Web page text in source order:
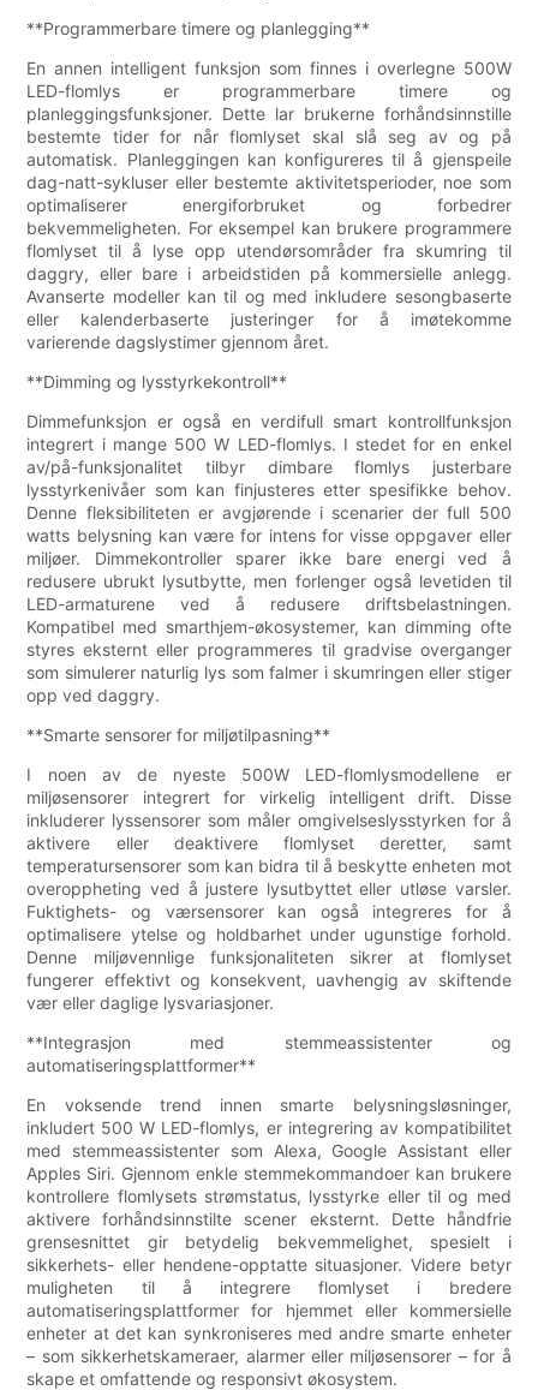
**Programmerbare timere og planlegging**
En annen intelligent funksjon som finnes i overlegne 500W
LED-flomlys er programmerbare timere og
planleggingsfunksjoner. Dette lar brukerne forhåndsinnstille
bestemte tider for når flomlyset skal slå seg av og på
automatisk. Planleggingen kan konfigureres til å gjenspeile
dag-natt-sykluser eller bestemte aktivitetsperioder, noe som
optimaliserer energiforbruket og forbedrer
bekvemmeligheten. For eksempel kan brukere programmere
flomlyset til å lyse opp utendørsområder fra skumring til
daggry, eller bare i arbeidstiden på kommersielle anlegg.
Avanserte modeller kan til og med inkludere sesongbaserte
eller kalenderbaserte justeringer for å imøtekomme
varierende dagslystimer gjennom året.
**Dimming og lysstyrkekontroll**
Dimmefunksjon er også en verdifull smart kontrollfunksjon
integrert i mange 500 W LED-flomlys. I stedet for en enkel
av/på-funksjonalitet tilbyr dimbare flomlys justerbare
lysstyrkenivåer som kan finjusteres etter spesifikke behov.
Denne fleksibiliteten er avgjørende i scenarier der full 500
watts belysning kan være for intens for visse oppgaver eller
miljøer. Dimmekontroller sparer ikke bare energi ved å
redusere ubrukt lysutbytte, men forlenger også levetiden til
LED-armaturene ved å redusere driftsbelastningen.
Kompatibel med smarthjem-økosystemer, kan dimming ofte
styres eksternt eller programmeres til gradvise overganger
som simulerer naturlig lys som falmer i skumringen eller stiger
opp ved daggry.
**Smarte sensorer for miljøtilpasning**
I noen av de nyeste 500W LED-flomlysmodellene er
miljøsensorer integrert for virkelig intelligent drift. Disse
inkluderer lyssensorer som måler omgivelseslysstyrken for å
aktivere eller deaktivere flomlyset deretter, samt
temperatursensorer som kan bidra til å beskytte enheten mot
overoppheting ved å justere lysutbyttet eller utløse varsler.
Fuktighets- og værsensorer kan også integreres for å
optimalisere ytelse og holdbarhet under ugunstige forhold.
Denne miljøvennlige funksjonaliteten sikrer at flomlyset
fungerer effektivt og konsekvent, uavhengig av skiftende
vær eller daglige lysvariasjoner.
**Integrasjon med stemmeassistenter og
automatiseringsplattformer**
En voksende trend innen smarte belysningsløsninger,
inkludert 500 W LED-flomlys, er integrering av kompatibilitet
med stemmeassistenter som Alexa, Google Assistant eller
Apples Siri. Gjennom enkle stemmekommandoer kan brukere
kontrollere flomlysets strømstatus, lysstyrke eller til og med
aktivere forhåndsinnstilte scener eksternt. Dette håndfrie
grensesnittet gir betydelig bekvemmelighet, spesielt i
sikkerhets- eller hendene-opptatte situasjoner. Videre betyr
muligheten til å integrere flomlyset i bredere
automatiseringsplattformer for hjemmet eller kommersielle
enheter at det kan synkroniseres med andre smarte enheter
– som sikkerhetskameraer, alarmer eller miljøsensorer – for å
skape et omfattende og responsivt økosystem.